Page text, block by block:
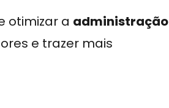
otimizar a administração
e trazer mais